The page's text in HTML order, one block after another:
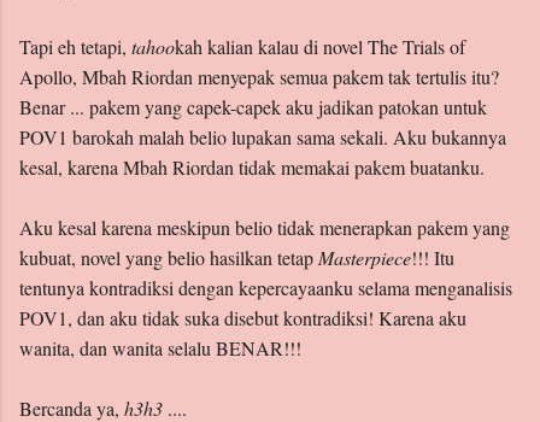
Tapi eh tetapi, tahookah kalian kalau di novel The Trials of
Apollo, Mbah Riordan menyepak semua pakem tak tertulis itu?
Benar ... pakem yang capek-capek aku jadikan patokan untuk
POV1 barokah malah belio lupakan sama sekali. Aku bukannya
kesal, karena Mbah Riordan tidak memakai pakem buatanku.
Aku kesal karena meskipun belio tidak menerapkan pakem yang
kubuat, novel yang belio hasilkan tetap Masterpiece!!! Itu
tentunya kontradiksi dengan kepercayaanku selama menganalisis
POV1, dan aku tidak suka disebut kontradiksi! Karena aku
wanita, dan wanita selalu BENAR!!!
Bercanda ya, h3h3 ....